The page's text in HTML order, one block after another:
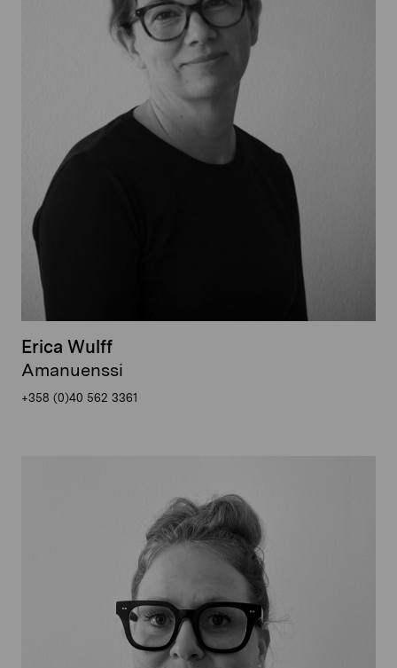
Erica Wulff
Amanuenssi
+358 (0)40 562 3361